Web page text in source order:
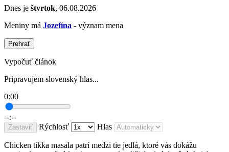
Dnes je štvrtok, 06.08.2026
Meniny má Jozefína - význam mena
Prehrať
Vypočuť článok
Pripravujem slovenský hlas...
0:00
--:--
Zastaviť Rýchlosť Hlas
Chicken tikka masala patrí medzi tie jedlá, ktoré vás dokážu